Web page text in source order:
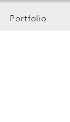
Portfolio